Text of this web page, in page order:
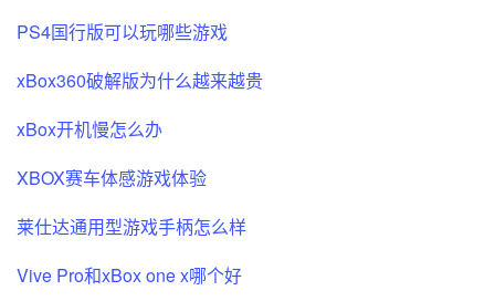
PS4国行版可以玩哪些游戏
xBox360破解版为什么越来越贵
xBox开机慢怎么办
XBOX赛车体感游戏体验
莱仕达通用型游戏手柄怎么样
Vive Pro和xBox one x哪个好